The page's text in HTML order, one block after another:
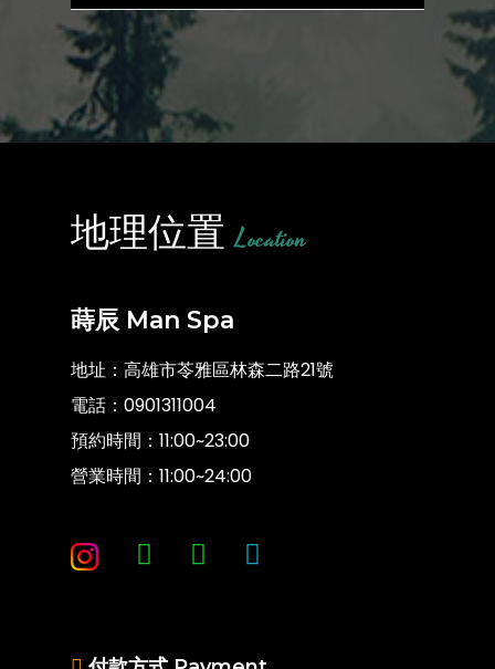
地理位置Location
蒔辰 Man Spa
地址：高雄市苓雅區林森二路21號
電話： 0901311004
預約時間：11:00~23:00
營業時間：11:00~24:00